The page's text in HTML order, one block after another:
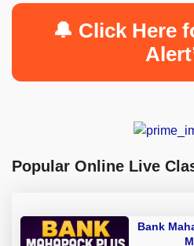
🔔 Click Here
Popular Online Live
Bank